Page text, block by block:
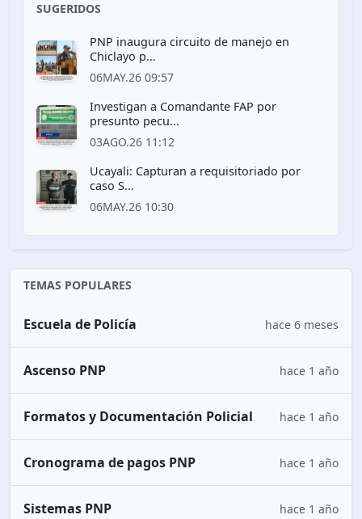
SUGERIDOS
PNP inaugura circuito de manejo en
Chiclayo p...
06MAY.26 09:57
Investigan a Comandante FAP por
presunto pecu...
03AGO.26 11:12
Ucayali: Capturan a requisitoriado por
caso S...
06MAY.26 10:30
TEMAS POPULARES
Escuela de Policía hace 6 meses
Ascenso PNP hace 1 año
Formatos y Documentación Policial hace 1 año
Cronograma de pagos PNP hace 1 año
Sistemas PNP hace 1 año